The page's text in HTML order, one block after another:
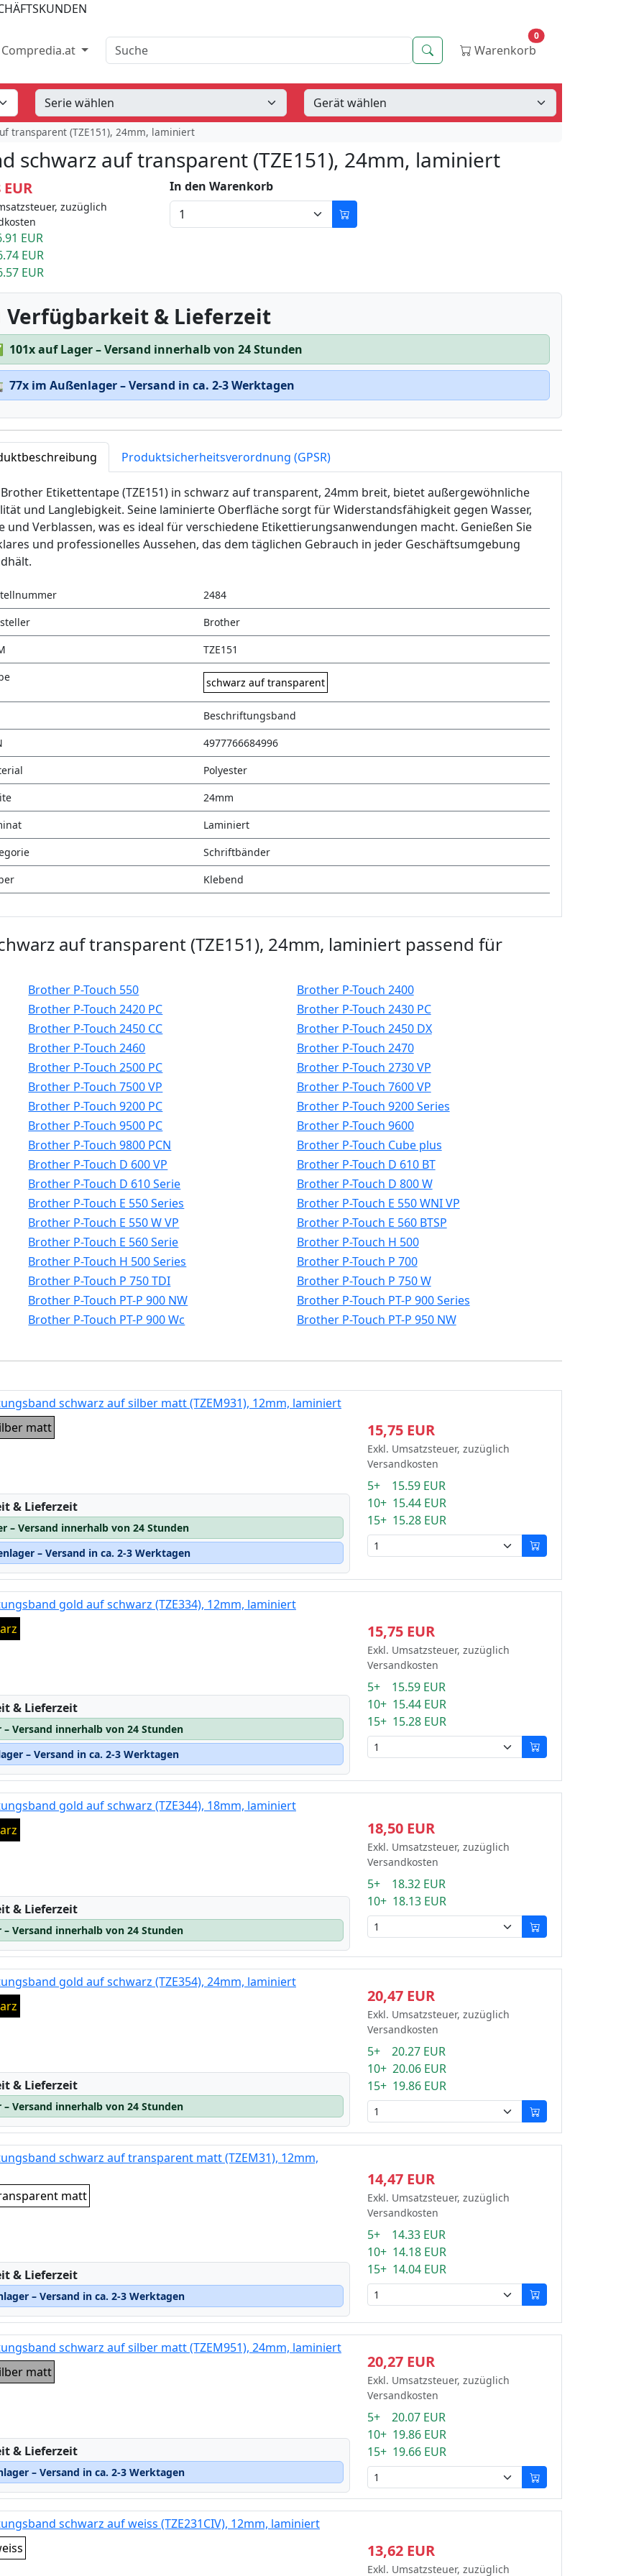
Compredia.at Suche Suche Warenkorb
0
transparent (TZE151), 24mm, laminiert
schwarz auf transparent (TZE151), 24mm, laminiert
zuzüglich
EUR
EUR
EUR
In den Warenkorb
Verfügbarkeit & Lieferzeit
101x auf Lager – Versand innerhalb von 24 Stunden
77x im Außenlager – Versand in ca. 2-3 Werktagen
Produktsicherheitsverordnung (GPSR)
Etikettentape (TZE151) in schwarz auf transparent, 24mm breit, bietet außergewöhnliche
und Langlebigkeit. Seine laminierte Oberfläche sorgt für Widerstandsfähigkeit gegen Wasser,
und Verblassen, was es ideal für verschiedene Etikettierungsanwendungen macht. Genießen Sie
und professionelles Aussehen, das dem täglichen Gebrauch in jeder Geschäftsumgebung
2484
Brother
TZE151
schwarz auf transparent
Beschriftungsband
4977766684996
Polyester
24mm
Laminiert
Schriftbänder
Klebend
auf transparent (TZE151), 24mm, laminiert passend für
Brother P-Touch 550
Brother P-Touch 2400
Brother P-Touch 2420 PC
Brother P-Touch 2430 PC
Brother P-Touch 2450 CC
Brother P-Touch 2450 DX
Brother P-Touch 2460
Brother P-Touch 2470
Brother P-Touch 2500 PC
Brother P-Touch 2730 VP
Brother P-Touch 7500 VP
Brother P-Touch 7600 VP
Brother P-Touch 9200 PC
Brother P-Touch 9200 Series
Brother P-Touch 9500 PC
Brother P-Touch 9600
Brother P-Touch 9800 PCN
Brother P-Touch Cube plus
Brother P-Touch D 600 VP
Brother P-Touch D 610 BT
Brother P-Touch D 610 Serie
Brother P-Touch D 800 W
Brother P-Touch E 550 Series
Brother P-Touch E 550 WNI VP
Brother P-Touch E 550 W VP
Brother P-Touch E 560 BTSP
Brother P-Touch E 560 Serie
Brother P-Touch H 500
Brother P-Touch H 500 Series
Brother P-Touch P 700
Brother P-Touch P 750 TDI
Brother P-Touch P 750 W
Brother P-Touch PT-P 900 NW
Brother P-Touch PT-P 900 Series
Brother P-Touch PT-P 900 Wc
Brother P-Touch PT-P 950 NW
schwarz auf silber matt (TZEM931), 12mm, laminiert
matt
& Lieferzeit
– Versand innerhalb von 24 Stunden
– Versand in ca. 2-3 Werktagen
15,75 EUR
Exkl. Umsatzsteuer, zuzüglich
Versandkosten
5+ 15.59 EUR
10+ 15.44 EUR
15+ 15.28 EUR
gold auf schwarz (TZE334), 12mm, laminiert
& Lieferzeit
– Versand innerhalb von 24 Stunden
– Versand in ca. 2-3 Werktagen
15,75 EUR
Exkl. Umsatzsteuer, zuzüglich
Versandkosten
5+ 15.59 EUR
10+ 15.44 EUR
15+ 15.28 EUR
gold auf schwarz (TZE344), 18mm, laminiert
& Lieferzeit
– Versand innerhalb von 24 Stunden
18,50 EUR
Exkl. Umsatzsteuer, zuzüglich
Versandkosten
5+ 18.32 EUR
10+ 18.13 EUR
gold auf schwarz (TZE354), 24mm, laminiert
& Lieferzeit
– Versand innerhalb von 24 Stunden
20,47 EUR
Exkl. Umsatzsteuer, zuzüglich
Versandkosten
5+ 20.27 EUR
10+ 20.06 EUR
15+ 19.86 EUR
schwarz auf transparent matt (TZEM31), 12mm,
matt
& Lieferzeit
– Versand in ca. 2-3 Werktagen
14,47 EUR
Exkl. Umsatzsteuer, zuzüglich
Versandkosten
5+ 14.33 EUR
10+ 14.18 EUR
15+ 14.04 EUR
schwarz auf silber matt (TZEM951), 24mm, laminiert
matt
& Lieferzeit
– Versand in ca. 2-3 Werktagen
20,27 EUR
Exkl. Umsatzsteuer, zuzüglich
Versandkosten
5+ 20.07 EUR
10+ 19.86 EUR
15+ 19.66 EUR
schwarz auf weiss (TZE231CIV), 12mm, laminiert
13,62 EUR
Exkl. Umsatzsteuer, zuzüglich